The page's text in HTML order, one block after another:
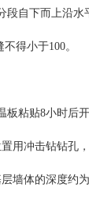
段自下而上沿水
得小于100。
板粘贴8小时后
用冲击钻钻孔
墙体的深度约